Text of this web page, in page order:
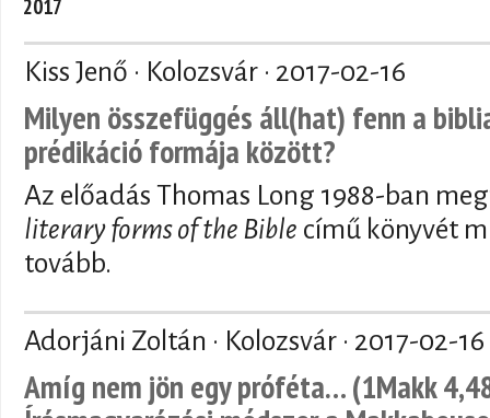
2017
Kiss Jenő · Kolozsvár · 2017-02-16
Milyen összefüggés áll(hat) fenn a
prédikáció formája között?
Az előadás Thomas Long 1988-ban
literary forms of the Bible című könyvét
tovább.
Adorjáni Zoltán · Kolozsvár · 2017-02-16
Amíg nem jön egy próféta… (1Makk